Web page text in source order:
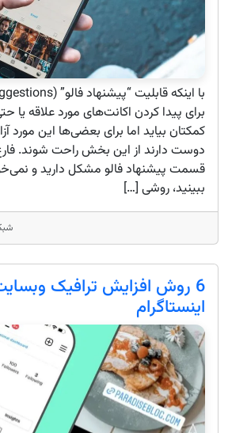
برای پیدا کردن اکانت‌های مورد علاقه
کمکتان بیاید اما برای بعضی‌ها این مورد
دوست دارند از این بخش راحت شوند. فارغ
قسمت پیشنهاد فالو مشکل دارید و
ببینید، روشی […]
6 روش افزایش ترافیک
اینستاگرام